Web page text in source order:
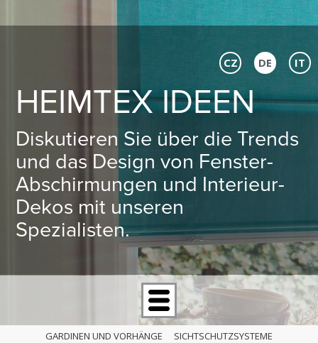
HEIMTEX IDEEN
Diskutieren Sie über die Trends
und das Design von Fenster-
Abschirmungen und Interieur-
Dekos mit unseren
Spezialisten.
CZ DE IT
GARDINEN UND VORHÄNGE
SICHTSCHUTZSYSTEME